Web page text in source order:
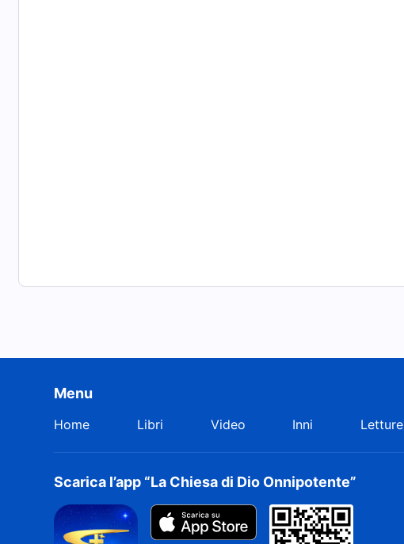
Menu
Home Libri Video Inni Letture
Scarica l’app “La Chiesa di Dio Onnipotente”